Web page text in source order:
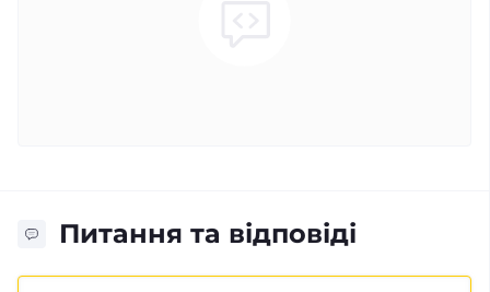
Питання та відповіді